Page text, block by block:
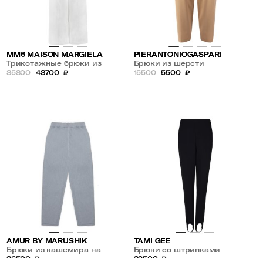
MM6 MAISON MARGIELA
Трикотажные брюки из
хлопка на резинке
85800 48700 ₽
PIERANTONIOGASPARI
Брюки из шерсти
15500 5500 ₽
AMUR BY MARUSHIK
Брюки из кашемира на
TAMI GEE
Брюки со штрипками